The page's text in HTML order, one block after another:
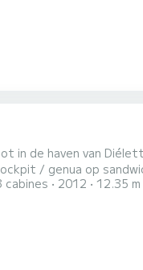
in het Engelse Kanaal.
/ genua op
/ GPS +
cabines 2012 12.35 m